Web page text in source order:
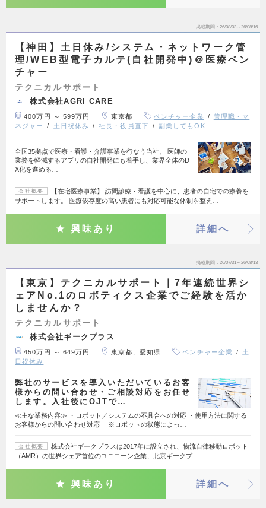
掲載期間 26/08/03～26/08/16
【神田】土日休み/システム・ネットワーク管
理/WEB型電子カルテ(自社開発中)＠医療ベン
チャー
テクニカルサポート
株式会社AGRI CARE
400万円 ～ 599万円 東京都 ベンチャー企業
管理職・マ
ネジャー
土日祝休み 社長・役員直下 副業してもOK
全国35拠点で医療・看護・介護事業を行なう当社。 医師の
業務を軽減するアプリの自社開発にも着手し、業界全体のD
X化を進める…
会社概要
【在宅医療事業】 訪問診療・看護を中心に、患者の自宅での療養を
サポートします。 医療依存度の高い患者にも対応可能な体制を整え…
興味あり 詳細へ
掲載期間 26/07/31～26/08/13
【東京】テクニカルサポート｜7年連続世界シ
ェアNo.1のロボティクス企業でご経験を活か
しませんか？
テクニカルサポート
株式会社ギークプラス
450万円 ～ 649万円 東京都、愛知県 ベンチャー企業
土
日祝休み
弊社のサービスを導入いただいているお客
様からの問い合わせ・ご相談対応をお任せ
します。入社後にOJTで…
≪主な業務内容≫ ・ロボット／システムの不具合への対応 ・使用方法に関する
お客様からの問い合わせ対応 ※ロボットの状態によっ…
会社概要
株式会社ギークプラスは2017年に設立され、物流自律移動ロボット
（AMR）の世界シェア首位のユニコーン企業、北京ギークプ…
興味あり 詳細へ